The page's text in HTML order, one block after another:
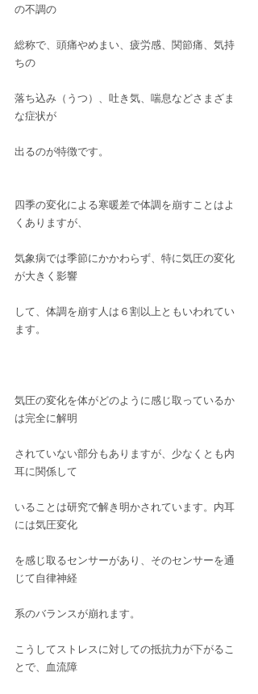
の不調の
総称で、頭痛やめまい、疲労感、関節痛、気持
ちの
落ち込み（うつ）、吐き気、喘息などさまざま
な症状が
出るのが特徴です。
四季の変化による寒暖差で体調を崩すことはよ
くありますが、
気象病では季節にかかわらず、特に気圧の変化
が大きく影響
して、体調を崩す人は６割以上ともいわれてい
ます。
気圧の変化を体がどのように感じ取っているか
は完全に解明
されていない部分もありますが、少なくとも内
耳に関係して
いることは研究で解き明かされています。内耳
には気圧変化
を感じ取るセンサーがあり、そのセンサーを通
じて自律神経
系のバランスが崩れます。
こうしてストレスに対しての抵抗力が下がるこ
とで、血流障